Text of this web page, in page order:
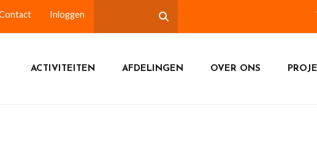
Inloggen
ACTIVITEITEN AFDELINGEN OVER ONS